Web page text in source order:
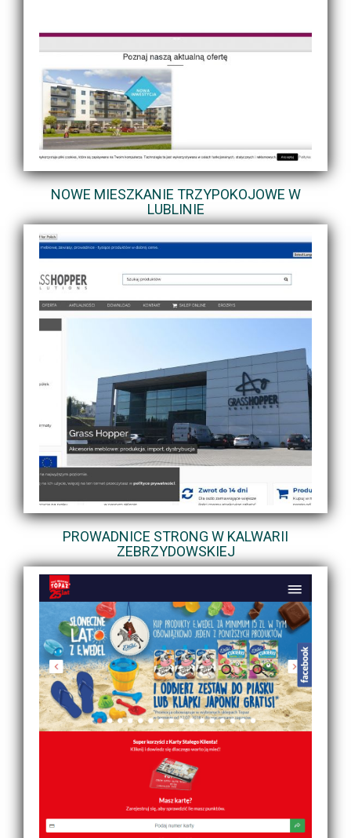
NOWE MIESZKANIE TRZYPOKOJOWE W
LUBLINIE
PROWADNICE STRONG W KALWARII
ZEBRZYDOWSKIEJ